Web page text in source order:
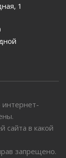
1
интернет-
сайта в какой
запрещено.